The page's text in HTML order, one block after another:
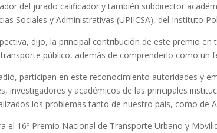
del jurado calificador y también subdirector
Sociales y Administrativas (UPIICSA), del Instituto
dijo, la principal contribución de este premio en
público, además de comprenderlo como un
participan en este reconocimiento autoridades y
investigadores y académicos de las principales
los problemas tanto de nuestro país, como de
el 16º Premio Nacional de Transporte Urbano y